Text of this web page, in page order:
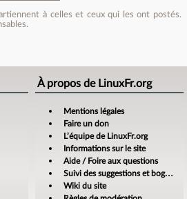
à celles et ceux qui les ont postés.
À propos de LinuxFr.org
Mentions légales
Faire un don
L’équipe de LinuxFr.org
Informations sur le site
Aide / Foire aux questions
Suivi des suggestions et bogues
Wiki du site